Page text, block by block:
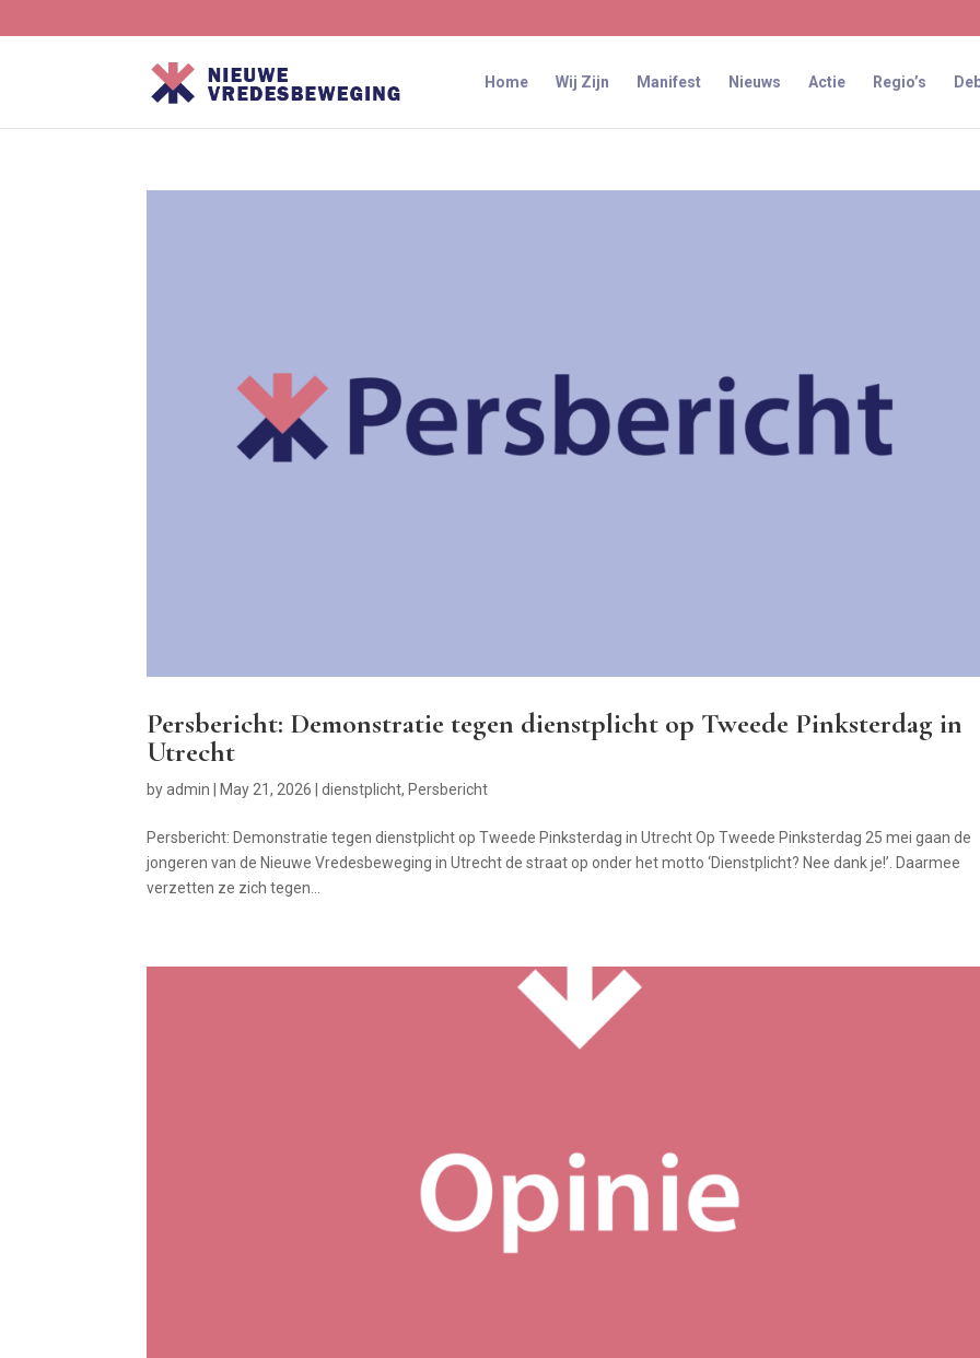
Home Wij Zijn Manifest Nieuws Actie Regio’s
Persbericht: Demonstratie tegen dienstplicht op Tweede Pinksterdag in
Utrecht
byadmin May 21, 2026 |dienstplicht, Persbericht
Persbericht: Demonstratie tegen dienstplicht op Tweede Pinksterdag in Utrecht Op Tweede Pinksterdag 25 mei gaan de
jongeren van de Nieuwe Vredesbeweging in Utrecht de straat op onder het motto ‘Dienstplicht? Nee dank je!’. Daarmee
verzetten ze zich tegen...